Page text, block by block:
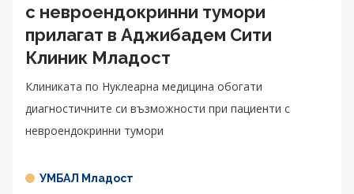
с невроендокринни тумори
прилагат в Аджибадем Сити
Клиник Младост
Клиниката по Нуклеарна медицина обогати
диагностичните си възможности при пациенти с
невроендокринни тумори
УМБАЛ Младост